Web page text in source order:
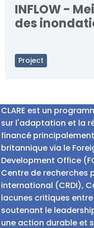
Project
INFLOW -
des
CLARE est un
sur l'adaptation et la
financé
britannique via le
Development Office
Centre de recherches
international (CRDI),
lacunes critiques
soutenant le
une action durable et